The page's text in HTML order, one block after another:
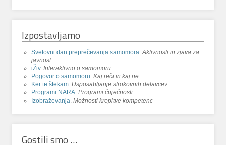
Izpostavljamo
Svetovni dan preprečevanja samomora.Aktivnosti in zjava za
javnost
iŽiv.Interaktivno o samomoru
Pogovor o samomoru.Kaj reči in kaj ne
Ker te štekam. Usposabljanje strokovnih delavcev
Programi NARA.Programi čuječnosti
Izobraževanja.Možnosti krepitve kompetenc
Gostili smo …